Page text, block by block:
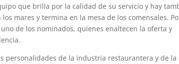
que brilla por la calidad de su servicio y hay
mares y termina en la mesa de los comensales.
de los nominados, quienes enaltecen la oferta y
de la industria restaurantera y de la